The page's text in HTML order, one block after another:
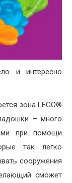
и интересно
зона LEGO®
– много
при помощи
так легко
сооружения
сможет